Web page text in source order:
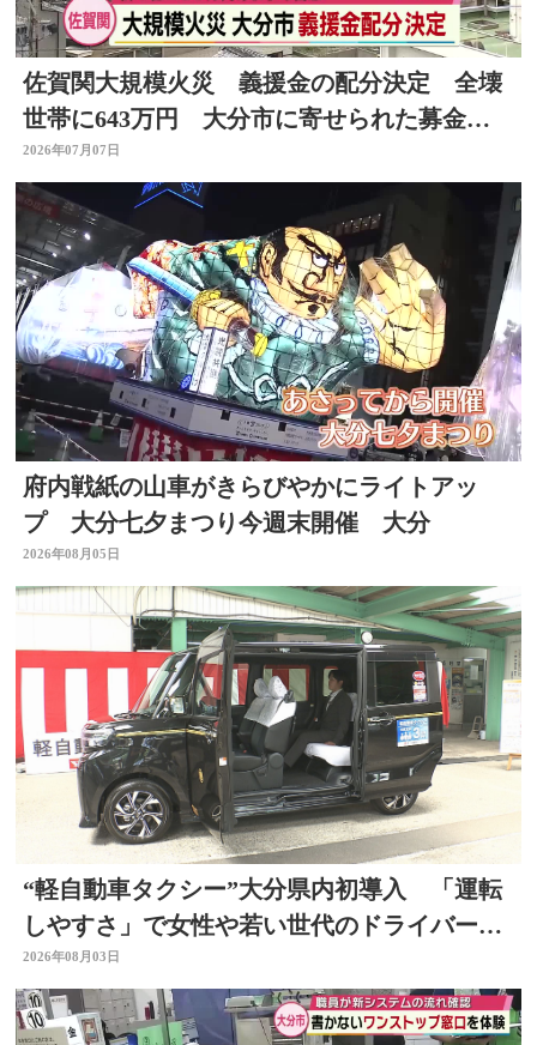
佐賀関大規模火災 義援金の配分決定 全壊
世帯に643万円 大分市に寄せられた募金は
総額約6億円
2026年07月07日
府内戦紙の山車がきらびやかにライトアッ
プ 大分七夕まつり今週末開催 大分
2026年08月05日
“軽自動車タクシー”大分県内初導入 「運転
しやすさ」で女性や若い世代のドライバー確
保へ
2026年08月03日